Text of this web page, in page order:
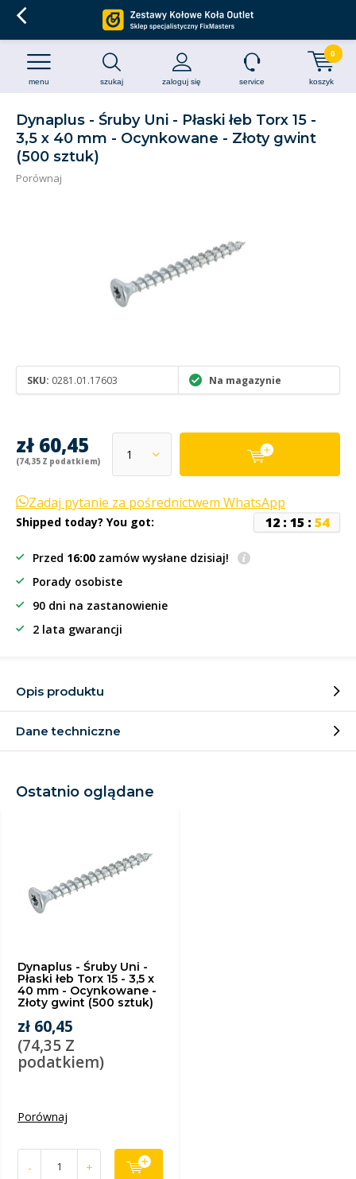
szukaj zaloguj się
menu service koszyk
0
Dynaplus - Śruby Uni - Płaski łeb Torx 15 -
3,5 x 40 mm - Ocynkowane - Złoty gwint
(500 sztuk)
Porównaj
SKU: 0281.01.17603 Na magazynie
zł 60,45
(74,35 Z podatkiem)
Zadaj pytanie za pośrednictwem WhatsApp
Shipped today? You got: 12: 15 : 54
Przed 16:00 zamów wysłane dzisiaj!
Porady osobiste
90 dni na zastanowienie
2 lata gwarancji
Opis produktu
Dane techniczne
Ostatnio oglądane
Dynaplus - Śruby Uni -
Płaski łeb Torx 15 - 3,5 x
40 mm - Ocynkowane -
Złoty gwint (500 sztuk)
zł 60,45
(74,35 Z
podatkiem)
Porównaj
- +